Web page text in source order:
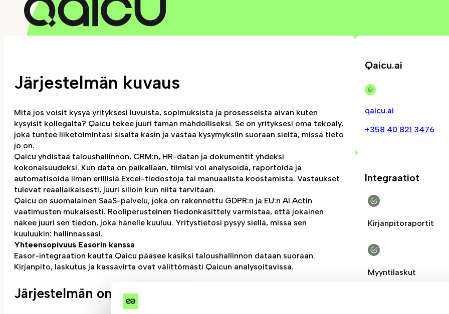
Järjestelmän kuvaus
Mitä jos voisit kysyä yrityksesi luvuista, sopimuksista ja prosesseista aivan kuten
kysyisit kollegalta? Qaicu tekee juuri tämän mahdolliseksi. Se on yrityksesi oma tekoäly,
joka tuntee liiketoimintasi sisältä käsin ja vastaa kysymyksiin suoraan sieltä, missä tieto
jo on.
Qaicu yhdistää taloushallinnon, CRM:n, HR-datan ja dokumentit yhdeksi
kokonaisuudeksi. Kun data on paikallaan, tiimisi voi analysoida, raportoida ja
automatisoida ilman erillisiä Excel-tiedostoja tai manuaalista koostamista. Vastaukset
tulevat reaaliaikaisesti, juuri silloin kun niitä tarvitaan.
Qaicu on suomalainen SaaS-palvelu, joka on rakennettu GDPR:n ja EU:n AI Actin
vaatimusten mukaisesti. Rooliperusteinen tiedonkäsittely varmistaa, että jokainen
näkee juuri sen tiedon, joka hänelle kuuluu. Yritystietosi pysyy siellä, missä sen
kuuluukin: hallinnassasi.
Yhteensopivuus Easorin kanssa
Easor-integraation kautta Qaicu pääsee käsiksi taloushallinnon dataan suoraan.
Kirjanpito, laskutus ja kassavirta ovat välittömästi Qaicun analysoitavissa.
Järjestelmän ominaisuudet
Qaicu.ai
qaicu.ai
+358 40 821 3476
Integraatiot
Kirjanpitoraportit
Myyntilaskut